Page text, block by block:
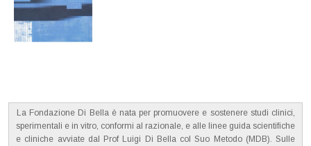
La Fondazione Di Bella è nata per promuovere e sostenere studi clinici,
sperimentali e in vitro, conformi al razionale, e alle linee guida scientifiche
e cliniche avviate dal Prof Luigi Di Bella col Suo Metodo (MDB). Sulle